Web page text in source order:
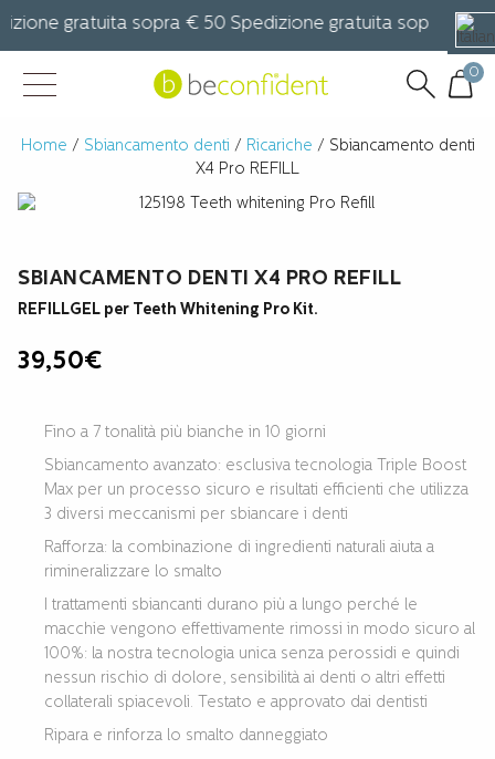
gratuita sopra € 50 Spedizione gratuita sopra €
0
Home / Sbiancamento denti / Ricariche / Sbiancamento denti
X4 Pro REFILL
SBIANCAMENTO DENTI X4 PRO REFILL
REFILLGEL per Teeth Whitening Pro Kit.
39,50€
Fino a 7 tonalità più bianche in 10 giorni
Sbiancamento avanzato: esclusiva tecnologia Triple Boost
Max per un processo sicuro e risultati efficienti che utilizza
3 diversi meccanismi per sbiancare i denti
Rafforza: la combinazione di ingredienti naturali aiuta a
rimineralizzare lo smalto
I trattamenti sbiancanti durano più a lungo perché le
macchie vengono effettivamente rimossi in modo sicuro al
100%: la nostra tecnologia unica senza perossidi e quindi
nessun rischio di dolore, sensibilità ai denti o altri effetti
collaterali spiacevoli. Testato e approvato dai dentisti
Ripara e rinforza lo smalto danneggiato